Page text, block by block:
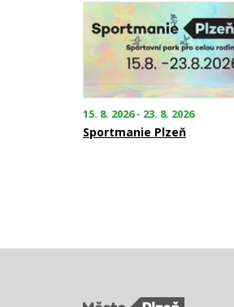
15. 8. 2026 - 23. 8. 2026
Sportmanie Plzeň